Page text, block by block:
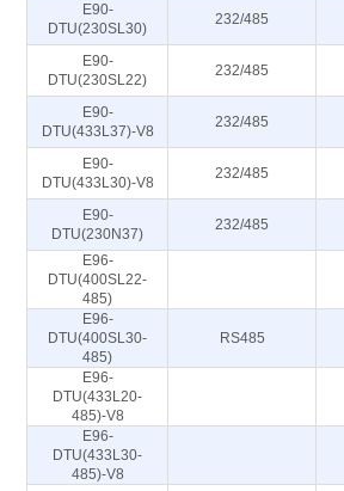
E90-
DTU(230SL30)
232/485
E90-
DTU(230SL22)
232/485
E90-
DTU(433L37)-V8
232/485
E90-
DTU(433L30)-V8
232/485
E90-
DTU(230N37)
232/485
E96-
DTU(400SL22-
485)
E96-
DTU(400SL30-
485)
RS485
E96-
DTU(433L20-
485)-V8
E96-
DTU(433L30-
485)-V8